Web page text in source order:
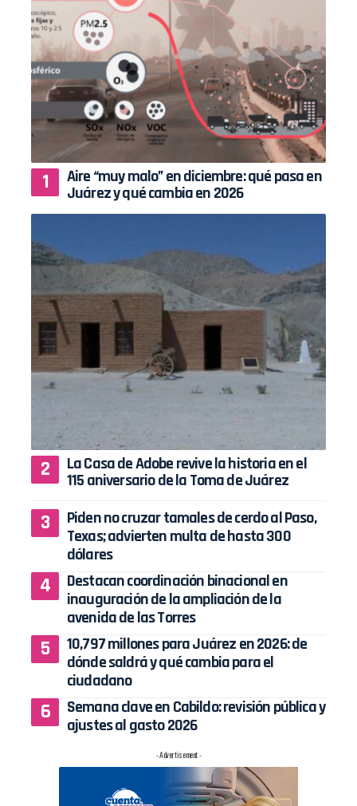
Aire “muy malo” en diciembre: qué pasa en
Juárez y qué cambia en 2026
La Casa de Adobe revive la historia en el
115 aniversario de la Toma de Juárez
Piden no cruzar tamales de cerdo al Paso,
Texas; advierten multa de hasta 300
dólares
Destacan coordinación binacional en
inauguración de la ampliación de la
avenida de las Torres
10,797 millones para Juárez en 2026: de
dónde saldrá y qué cambia para el
ciudadano
Semana clave en Cabildo: revisión pública y
ajustes al gasto 2026
- Advertisement -